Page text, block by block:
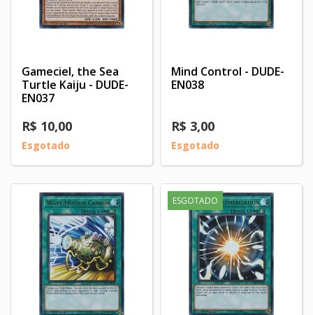
Gameciel, the Sea
Turtle Kaiju - DUDE-
EN037
R$ 10,00
Esgotado
Mind Control - DUDE-
EN038
R$ 3,00
Esgotado
ESGOTADO